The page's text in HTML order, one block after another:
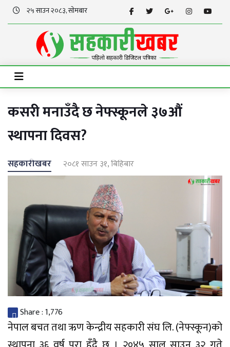
२५ साउन २०८३, सोमबार
कसरी मनाउँदै छ नेफ्स्कूनले ३७औं
स्थापना दिवस?
सहकारीखबर २०८१ साउन ३१, बिहिबार
Share :1,776
नेपाल बचत तथा ऋण केन्द्रीय सहकारी संघ लि. (नेफ्स्कून)को